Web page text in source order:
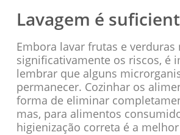
Lavagem é
Embora lavar frutas e verduras
significativamente os riscos, é
lembrar que alguns
permanecer. Cozinhar os
forma de eliminar
mas, para alimentos
higienização correta é a